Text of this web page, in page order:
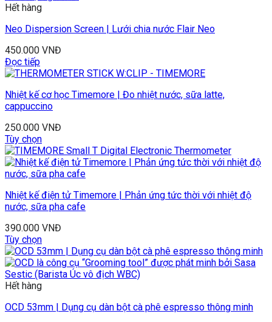
Hết hàng
Neo Dispersion Screen | Lưới chia nước Flair Neo
450.000 VNĐ
Đọc tiếp
Nhiệt kế cơ học Timemore | Đo nhiệt nước, sữa latte,
cappuccino
250.000 VNĐ
Tùy chọn
Nhiệt kế điện tử Timemore | Phản ứng tức thời với nhiệt độ
nước, sữa pha cafe
390.000 VNĐ
Tùy chọn
Hết hàng
OCD 53mm | Dụng cụ dàn bột cà phê espresso thông minh